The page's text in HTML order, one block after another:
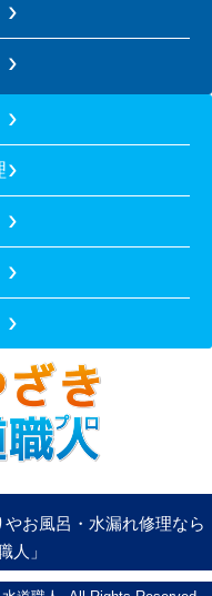
お風呂・水漏れ修理なら
人」